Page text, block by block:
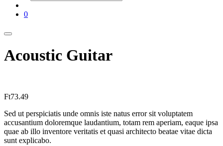
0
Acoustic Guitar
Ft73.49
Sed ut perspiciatis unde omnis iste natus error sit voluptatem
accusantium doloremque laudantium, totam rem aperiam, eaque ipsa
quae ab illo inventore veritatis et quasi architecto beatae vitae dicta
sunt explicabo.